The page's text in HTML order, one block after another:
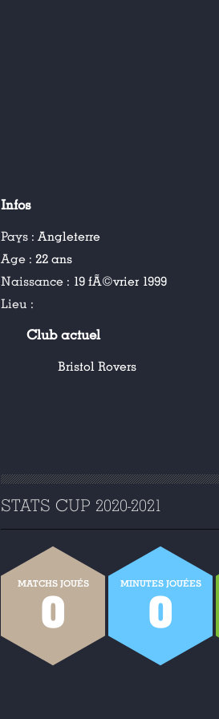
Infos
Pays : Angleterre
Age : 22 ans
Naissance : 19 fÃ©vrier 1999
Lieu :
Club actuel
Bristol Rovers
STATS CUP 2020-2021
MATCHS JOUÉS
0
MINUTES JOUÉES
0